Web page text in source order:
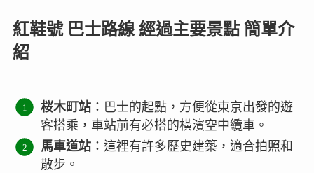
紅鞋號 巴士路線 經過主要景點 簡單介
紹
桜木町站 ：巴士的起點，方便從東京出發的遊
客搭乘，車站前有必搭的橫濱空中纜車。
馬車道站 ：這裡有許多歷史建築，適合拍照和
散步。